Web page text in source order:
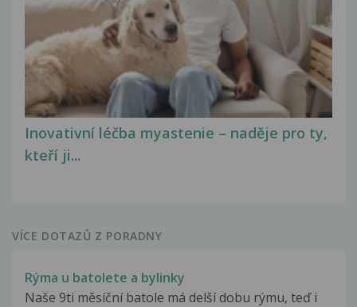
Inovativní léčba myastenie – naděje pro ty,
kteří ji...
VÍCE DOTAZŮ Z PORADNY
Rýma u batolete a bylinky
Naše 9ti měsíční batole má delší dobu rýmu, teď i